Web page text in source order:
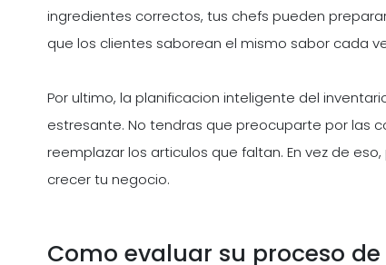
ingredientes correctos, tus chefs pueden
que los clientes saborean el mismo sabor cada
Por ultimo, la planificacion inteligente del
estresante. No tendras que preocuparte por las
reemplazar los articulos que faltan. En vez de
crecer tu negocio.
Como evaluar su proceso